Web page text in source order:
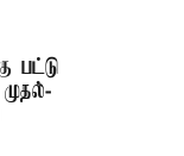
பட்டு